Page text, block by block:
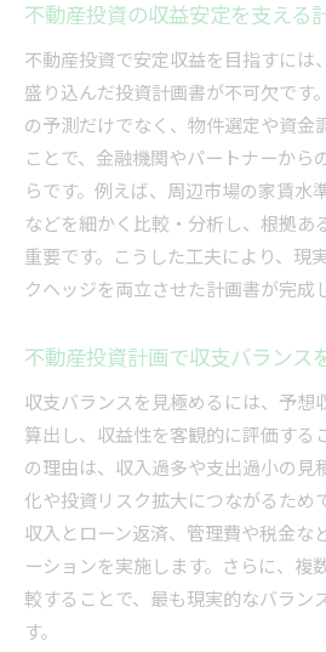
不動産投資の収益安定を支える
不動産投資で安定収益を目指すには
盛り込んだ投資計画書が不可欠です
の予測だけでなく、物件選定や資金
ことで、金融機関やパートナーから
らです。例えば、周辺市場の家賃水
などを細かく比較・分析し、根拠あ
重要です。こうした工夫により、現
クヘッジを両立させた計画書が完成
不動産投資計画で収支バランス
収支バランスを見極めるには、予想
算出し、収益性を客観的に評価する
の理由は、収入過多や支出過小の見
化や投資リスク拡大につながるため
収入とローン返済、管理費や税金な
ーションを実施します。さらに、複
較することで、最も現実的なバラン
す。